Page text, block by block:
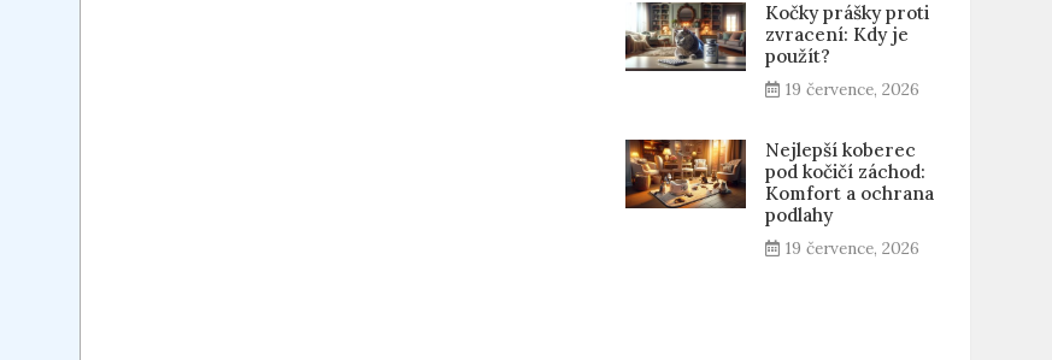
Kočky prášky proti
zvracení: Kdy je
použít?
19 července, 2026
Nejlepší koberec
pod kočičí záchod:
Komfort a ochrana
podlahy
19 července, 2026